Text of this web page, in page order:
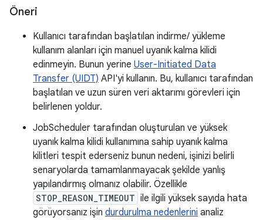
Öneri
Kullanıcı tarafından başlatılan indirme/ yükleme
kullanım alanları için manuel uyanık kalma kilidi
edinmeyin. Bunun yerine User-Initiated Data
Transfer (UIDT) API'yi kullanın. Bu, kullanıcı tarafından
başlatılan ve uzun süren veri aktarımı görevleri için
belirlenen yoldur.
JobScheduler tarafından oluşturulan ve yüksek
uyanık kalma kilidi kullanımına sahip uyanık kalma
kilitleri tespit ederseniz bunun nedeni, işinizi belirli
senaryolarda tamamlanmayacak şekilde yanlış
yapılandırmış olmanız olabilir. Özellikle
STOP_REASON_TIMEOUT ile ilgili yüksek sayıda hata
görüyorsanız işin durdurulma nedenlerini analiz